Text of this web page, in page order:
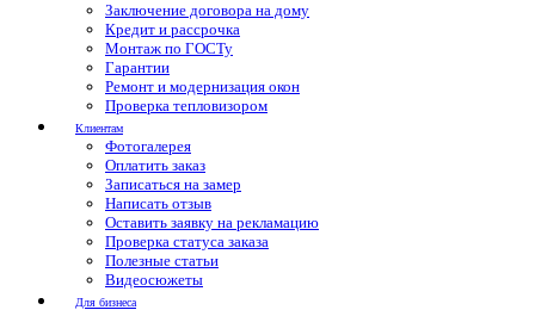
Заключение договора на дому
Кредит и рассрочка
Монтаж по ГОСТу
Гарантии
Ремонт и модернизация окон
Проверка тепловизором
Клиентам
Фотогалерея
Оплатить заказ
Записаться на замер
Написать отзыв
Оставить заявку на рекламацию
Проверка статуса заказа
Полезные статьи
Видеосюжеты
Для бизнеса